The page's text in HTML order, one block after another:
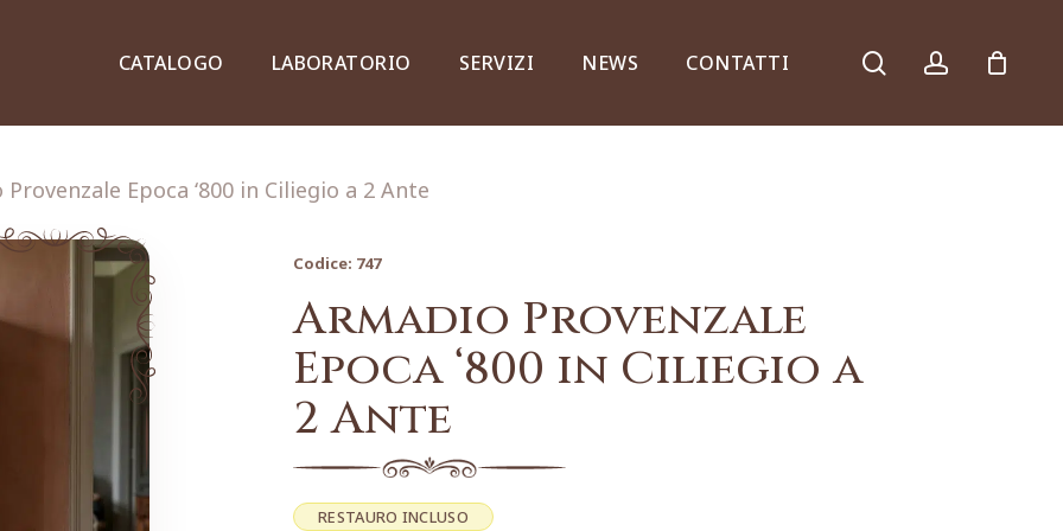
CATALOGO
Credenze, piattaie e vetrine
Lampade e lampadari
Dipinti e stampe
LABORATORIO SERVIZI NEWS CONTATTI searchaccount
Epoca ‘800 in Ciliegio a 2 Ante
Codice: 747
Armadio Provenzale
Epoca ‘800 in Ciliegio a
2 Ante
RESTAURO INCLUSO